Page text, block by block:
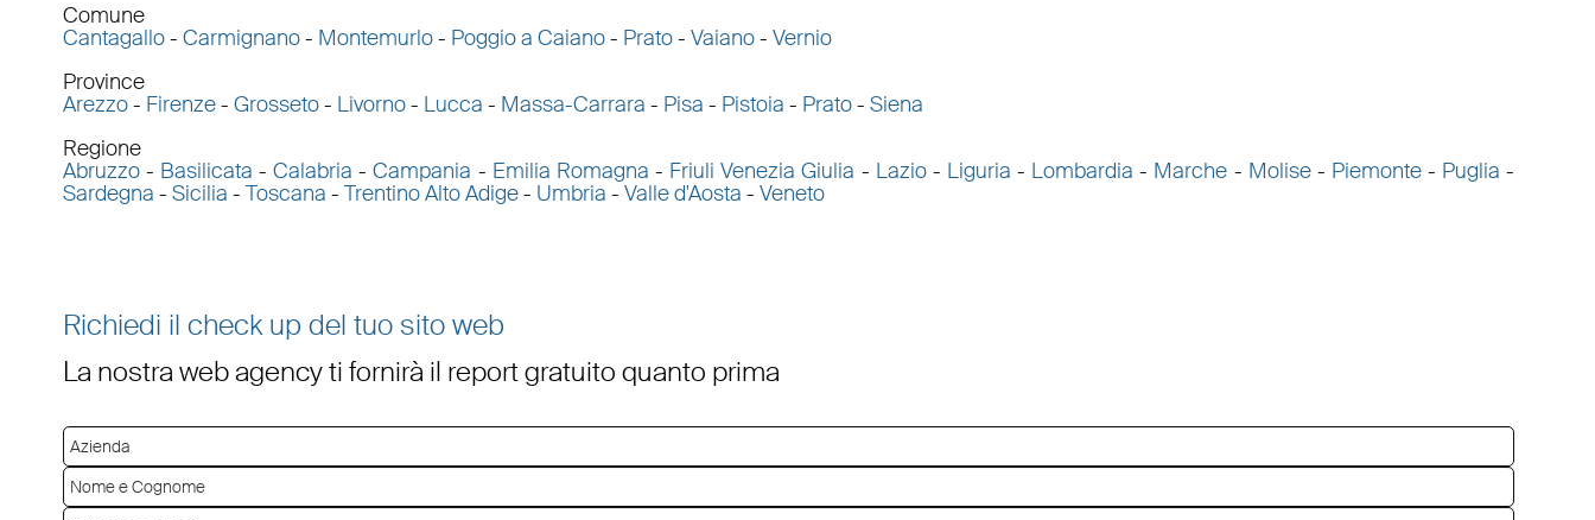
Comune
Cantagallo- Carmignano- Montemurlo- Poggio a Caiano- Prato- Vaiano- Vernio
Province
Arezzo- Firenze- Grosseto- Livorno- Lucca - Massa-Carrara - Pisa - Pistoia - Prato- Siena
Regione
Abruzzo- Basilicata -Calabria -Campania - Emilia Romagna - Friuli Venezia Giulia - Lazio- Liguria - Lombardia - Marche - Molise- Piemonte - Puglia -
Sardegna - Sicilia - Toscana - Trentino Alto Adige- Umbria - Valle d'Aosta - Veneto
Richiedi il check up del tuo sito web
La nostra web agency ti fornirà il report gratuito quanto prima